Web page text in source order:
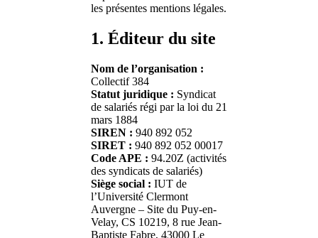
les présentes mentions légales.
1. Éditeur du site
Nom de l’organisation :
Collectif 384
Statut juridique : Syndicat
de salariés régi par la loi du 21
mars 1884
SIREN : 940 892 052
SIRET : 940 892 052 00017
Code APE : 94.20Z (activités
des syndicats de salariés)
Siège social : IUT de
l’Université Clermont
Auvergne – Site du Puy-en-
Velay, CS 10219, 8 rue Jean-
Baptiste Fabre, 43000 Le